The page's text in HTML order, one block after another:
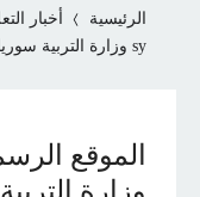
الرئيسية أخبار
sy وزارة التربية سوريا نتائج التاسع حسب المدرسة والمحافظة